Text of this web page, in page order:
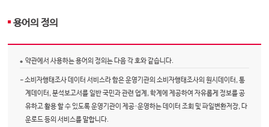
용어의 정의
약관에서 사용하는 용어의 정의는 다음 각 호와 같습니다.
- 소비자행태조사 데이터 서비스라 함은 운영기관의 소비자행태조사의 원시데이터, 통
계데이터, 분석보고서를 일반 국민과 관련 업계, 학계에 제공하여 자유롭게 정보를 공
유하고 활용 할 수 있도록 운영기관이 제공·운영하는 데이터 조회 및 파일변환저장, 다
운로드 등의 서비스를 말합니다.